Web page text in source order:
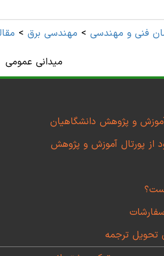
فنی و مهندسی > مهندسی برق >
میدانی عمومی
و پژوهش دانشگاهیان
از پورتال آموزش و پژوهش
تحویل ترجمه